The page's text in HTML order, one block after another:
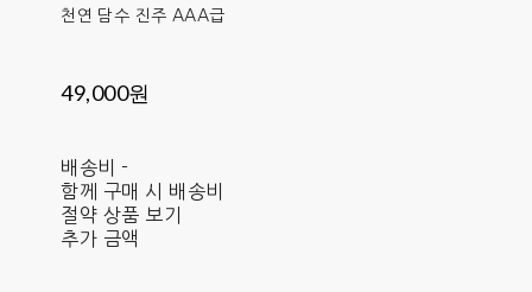
천연 담수 진주 AAA급
49,000원
배송비 -
함께 구매 시 배송비
절약 상품 보기
추가 금액